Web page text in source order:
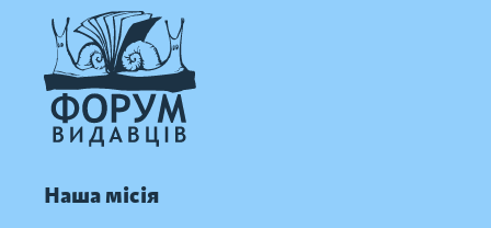
Наша місія